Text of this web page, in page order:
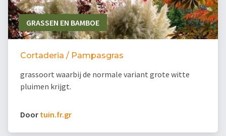
GRASSEN EN BAMBOE
Cortaderia / Pampasgras
grassoort waarbij de normale variant grote witte
pluimen krijgt.
Door tuin.fr.gr